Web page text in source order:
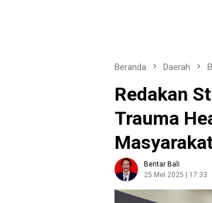
Beranda Daerah
Redakan
Trauma
Bentar Bali
25 Mei 2025 | 17:33